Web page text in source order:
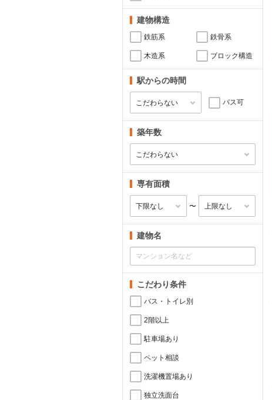
建物構造
鉄筋系 鉄骨系
木造系 ブロック構造
駅からの時間
バス可
築年数
専有面積
〜
建物名
こだわり条件
バス・トイレ別
2階以上
駐車場あり
ペット相談
洗濯機置場あり
独立洗面台